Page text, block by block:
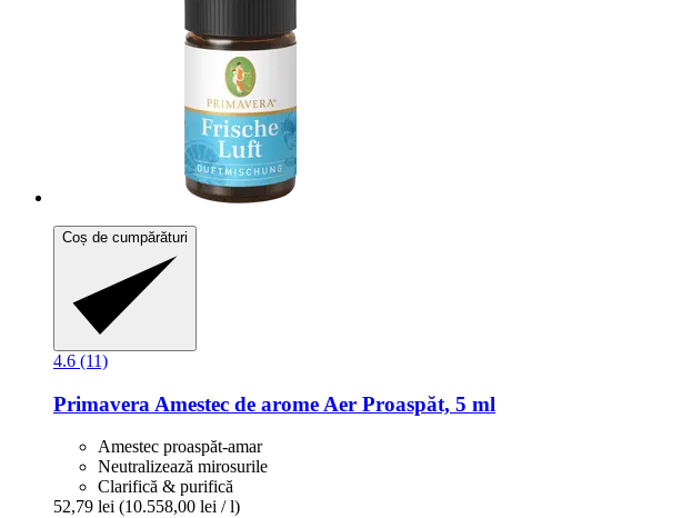
Coș de cumpărături
4.6 (11)
Primavera Amestec de arome Aer Proaspăt, 5 ml
Amestec proaspăt-amar
Neutralizează mirosurile
Clarifică & purifică
52,79 lei (10.558,00 lei / l)